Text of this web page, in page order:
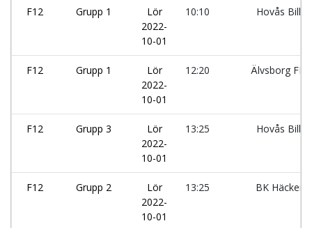
F12 Grupp 1
Lör
2022-
10-01
10:10 Hovås
F12 Grupp 1
Lör
2022-
10-01
12:20 Älvsborg FF
F12 Grupp 3
Lör
2022-
10-01
13:25 Hovås
F12 Grupp 2
Lör
2022-
10-01
13:25 BK